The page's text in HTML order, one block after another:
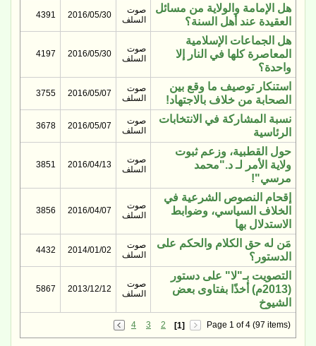
هل الإمامة والولاية من مسائل
العقيدة عند أهل السنة؟
صوت
السلف
2016/05/30
4391
هل الجماعات الإسلامية
المعاصرة كلها في النار إلا
واحدة؟
صوت
السلف
2016/05/30
4197
استنكار توصيف ما وقع بين
الصحابة من خلاف بالاجتهاد!
صوت
السلف
2016/05/07
3755
نسبة المشاركة في الانتخابات
الرئاسية
صوت
السلف
2016/05/07
3678
حول القطبية، وزعم ثبوت
ولاية الأمر لـ د."محمد
مرسي"!
صوت
السلف
2016/04/13
3851
إقحام النصوص الشرعية في
الخلاف السياسي، وضوابط
الاستدلال بها
صوت
السلف
2016/04/07
3856
مَن له حق الكلام والحكم على
الدستور؟
صوت
السلف
2014/01/02
4432
التصويت بـ"لا" على دستور
(2013م) أخذًا بفتاوى بعض
الشيوخ
صوت
السلف
2013/12/12
5867
4 3 2 [1] Page 1 of 4 (97 items)